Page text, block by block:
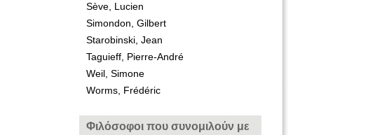
Sève, Lucien
Simondon, Gilbert
Starobinski, Jean
Taguieff, Pierre-André
Weil, Simone
Worms, Frédéric
Φιλόσοφοι που συνομιλούν με